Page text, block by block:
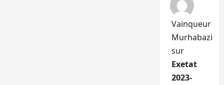
Vainqueur
Murhabazi
sur
Exetat
2023-